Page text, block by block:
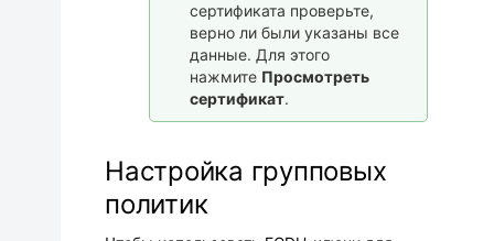
сертификата проверьте,
верно ли были указаны все
данные. Для этого
нажмите Просмотреть
сертификат.
Настройка групповых
политик